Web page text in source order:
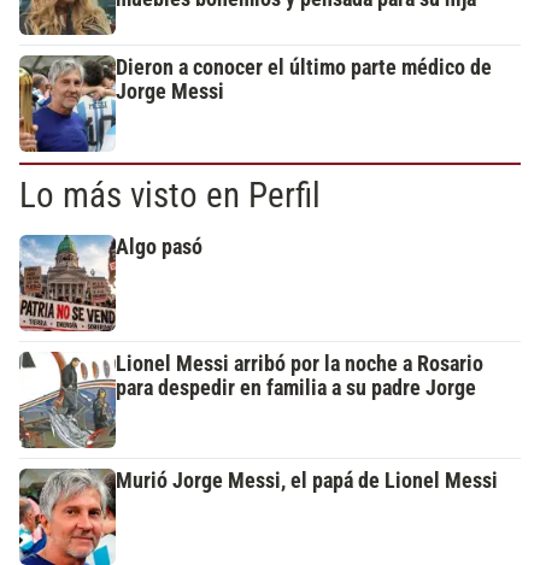
Dieron a conocer el último parte médico de
Jorge Messi
Lo más visto en Perfil
Algo pasó
Lionel Messi arribó por la noche a Rosario
para despedir en familia a su padre Jorge
Murió Jorge Messi, el papá de Lionel Messi